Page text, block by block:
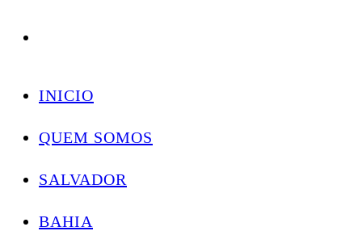
Skip
INICIO
QUEM SOMOS
SALVADOR
BAHIA